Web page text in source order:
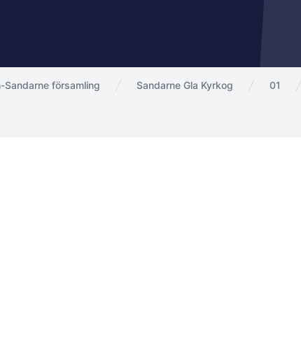
Sandarne församling Sandarne Gla Kyrkog 01